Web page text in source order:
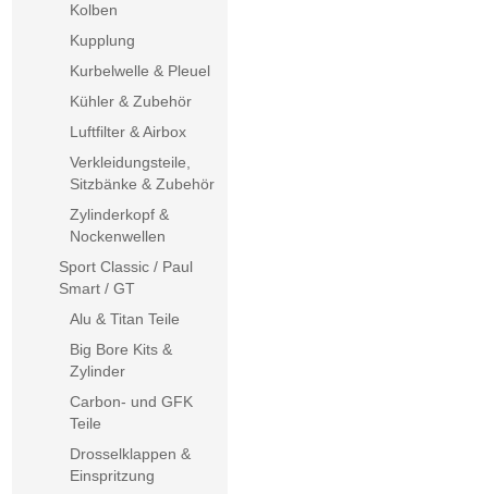
Kolben
Kupplung
Kurbelwelle & Pleuel
Kühler & Zubehör
Luftfilter & Airbox
Verkleidungsteile,
Sitzbänke & Zubehör
Zylinderkopf &
Nockenwellen
Sport Classic / Paul
Smart / GT
Alu & Titan Teile
Big Bore Kits &
Zylinder
Carbon- und GFK
Teile
Drosselklappen &
Einspritzung